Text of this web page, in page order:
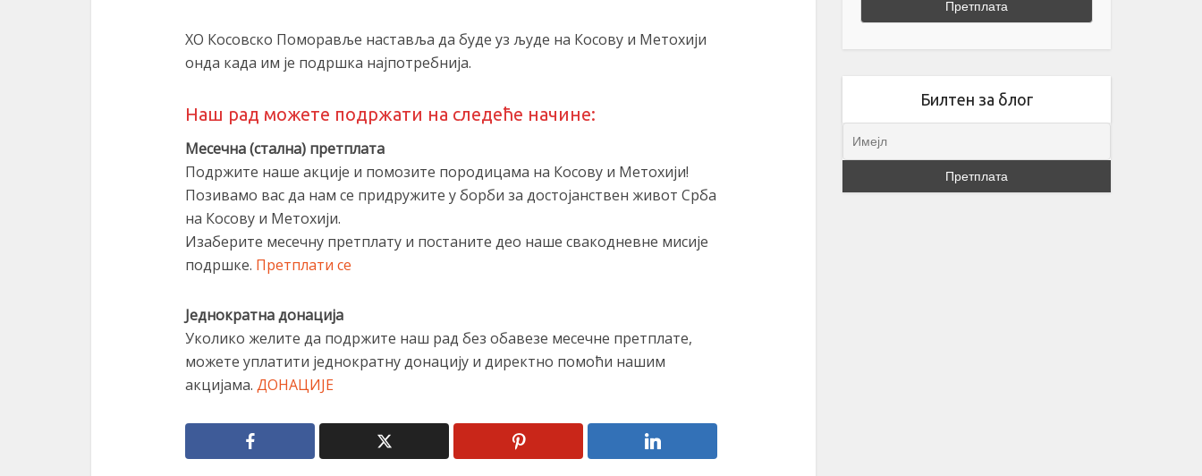
ХО Косовско Поморавље наставља да буде уз људе на Косову и Метохији
онда када им је подршка најпотребнија.
Наш рад можете подржати на следеће начине:
Месечна (стална) претплата
Подржите наше акције и помозите породицама на Косову и Метохији!
Позивамо вас да нам се придружите у борби за достојанствен живот Срба
на Косову и Метохији.
Изаберите месечну претплату и постаните део наше свакодневне мисије
подршке. Претплати се
Једнократна донација
Уколико желите да подржите наш рад без обавезе месечне претплате,
можете уплатити једнократну донацију и директно помоћи нашим
акцијама. ДОНАЦИЈЕ
Билтен за блог